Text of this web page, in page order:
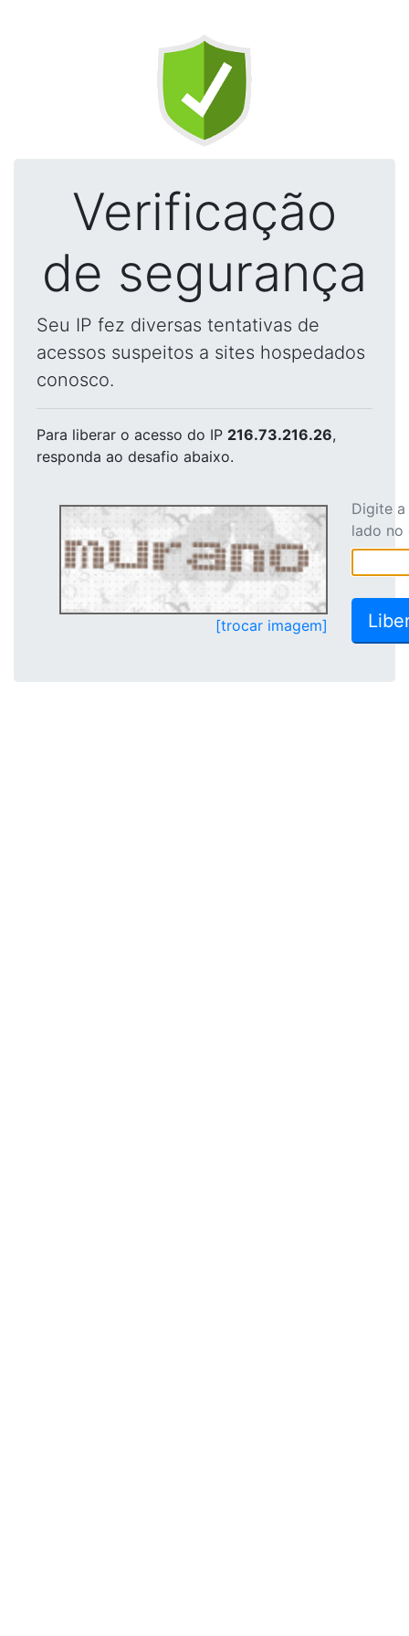
Verificação
de segurança
Seu IP fez diversas tentativas de
acessos suspeitos a sites hospedados
conosco.
Para liberar o acesso do IP 216.73.216.26,
responda ao desafio abaixo.
[trocar imagem]
Digite
lado no